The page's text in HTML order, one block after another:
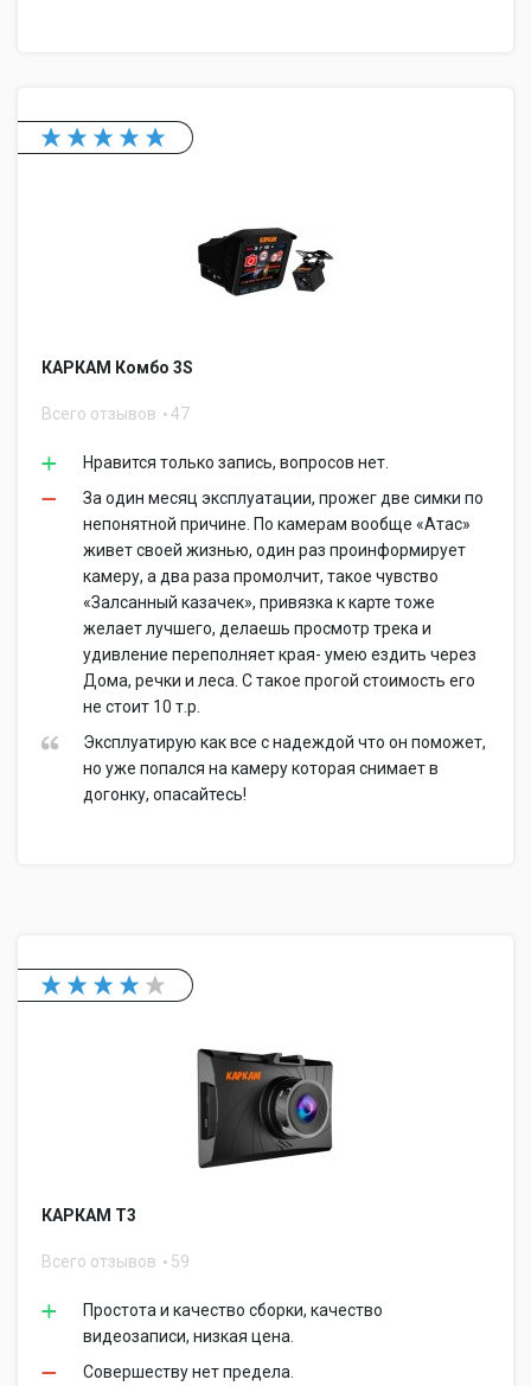
КАРКАМ Комбо 3S
Всего отзывов 47
Нравится только запись, вопросов нет.
За один месяц эксплуатации, прожег две симки по
непонятной причине. По камерам вообще «Атас»
живет своей жизнью, один раз проинформирует
камеру, а два раза промолчит, такое чувство
«Залсанный казачек», привязка к карте тоже
желает лучшего, делаешь просмотр трека и
удивление переполняет края- умею ездить через
Дома, речки и леса. С такое прогой стоимость его
не стоит 10 т.р.
Эксплуатирую как все с надеждой что он поможет,
но уже попался на камеру которая снимает в
догонку, опасайтесь!
КАРКАМ Т3
Всего отзывов 59
Простота и качество сборки, качество
видеозаписи, низкая цена.
Совершеству нет предела.